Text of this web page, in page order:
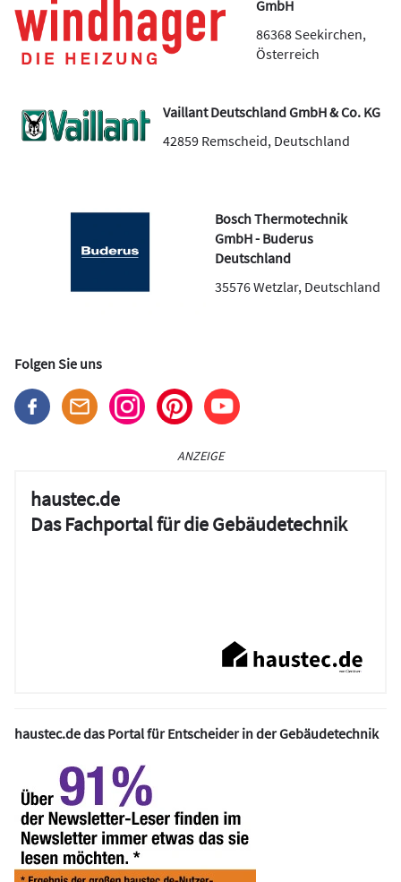
GmbH
86368 Seekirchen,
Österreich
Vaillant Deutschland GmbH & Co. KG
42859 Remscheid, Deutschland
Bosch Thermotechnik
GmbH - Buderus
Deutschland
35576Wetzlar, Deutschland
Folgen Sie uns
ANZEIGE
haustec.de
Das Fachportal für die Gebäudetechnik
haustec.de das Portal für Entscheider in der Gebäudetechnik